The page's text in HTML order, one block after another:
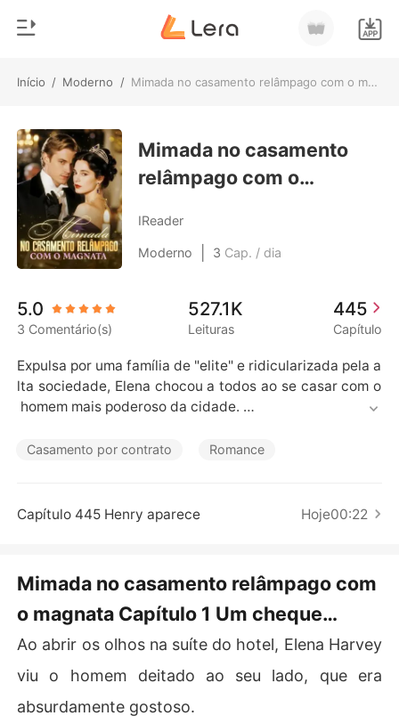
Início / Moderno / Mimada no casamento relâmpago com o magnata
0
Loja
Histórico
Sair
Baixar App
Gênero
Moderno
Lobisomem
Contos
Bilionários
Contos Curtos
Mimada no casamento
relâmpago com o
IReader
Moderno 3 Cap. / dia
5.0
3 Comentário(s)
527.1K
Leituras
445
Capítulo
Expulsa por uma família de "elite" e ridicularizada pela a
lta sociedade, Elena chocou a todos ao se casar com o
homem mais poderoso da cidade.
Eles presumiram que era apenas um acordo temporário,
Enquanto ele a enchia de amor, os rumores se desfazia
m um a um. Uma pintora renomada, uma hacker brilhant
ras identidades de Elena deixaram o mundo em choque.
e sua herdeira perdida, todos se perguntaram: "Por que
Casamento por contrato Romance
Capítulo 445 Henry aparece Hoje00:22
Mimada no casamento relâmpago com
o magnata Capítulo 1 Um cheque
deixado para trás
Ao abrir os olhos na suíte do hotel, Elena Harvey
viu o homem deitado ao seu lado, que era
absurdamente gostoso.